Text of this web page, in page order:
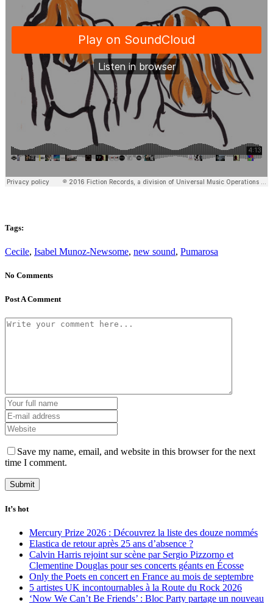
Tags:
Cecile, Isabel Munoz-Newsome, new sound, Pumarosa
No Comments
Post A Comment
Save my name, email, and website in this browser for the next
time I comment.
It’s hot
Mercury Prize 2026 : Découvrez la liste des douze nommés
Elastica de retour après 25 ans d’absence ?
Calvin Harris rejoint sur scène par Sergio Pizzorno et
Clementine Douglas pour ses concerts géants en Écosse
Only the Poets en concert en France au mois de septembre
5 artistes UK incontournables à la Route du Rock 2026
‘Now We Can’t Be Friends’ : Bloc Party partage un nouveau